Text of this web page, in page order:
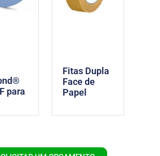
para
Fitas Dupla
Face de
Papel